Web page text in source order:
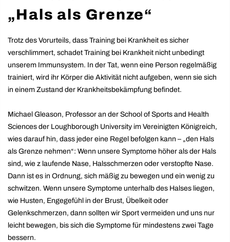
„Hals als Grenze“
Trotz des Vorurteils, dass Training bei Krankheit es sicher
verschlimmert, schadet Training bei Krankheit nicht unbedingt
unserem Immunsystem. In der Tat, wenn eine Person regelmäßig
trainiert, wird ihr Körper die Aktivität nicht aufgeben, wenn sie sich
in einem Zustand der Krankheitsbekämpfung befindet.
Michael Gleason, Professor an der School of Sports and Health
Sciences der Loughborough University im Vereinigten Königreich,
wies darauf hin, dass jeder eine Regel befolgen kann – „den Hals
als Grenze nehmen“: Wenn unsere Symptome höher als der Hals
sind, wie z laufende Nase, Halsschmerzen oder verstopfte Nase.
Dann ist es in Ordnung, sich mäßig zu bewegen und ein wenig zu
schwitzen. Wenn unsere Symptome unterhalb des Halses liegen,
wie Husten, Engegefühl in der Brust, Übelkeit oder
Gelenkschmerzen, dann sollten wir Sport vermeiden und uns nur
leicht bewegen, bis sich die Symptome für mindestens zwei Tage
bessern.